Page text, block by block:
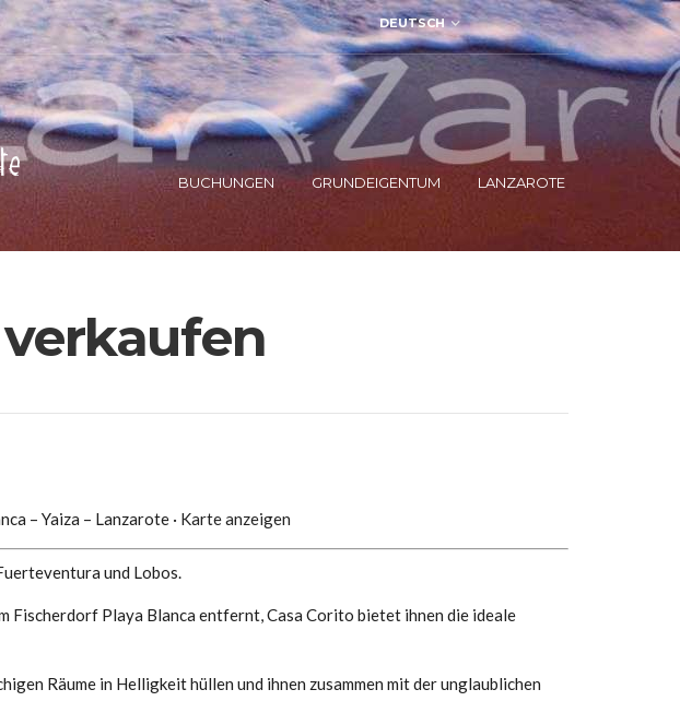
DEUTSCH
BUCHUNGEN GRUNDEIGENTUM LANZAROTE
– Yaiza – Lanzarote · Karte anzeigen
und Lobos.
Fischerdorf Playa Blanca entfernt, Casa Corito bietet ihnen die ideale
Räume in Helligkeit hüllen und ihnen zusammen mit der unglaublichen